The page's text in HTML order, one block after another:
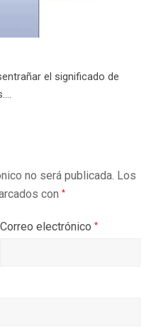
el significado de
no será publicada. Los
con*
Correo electrónico*